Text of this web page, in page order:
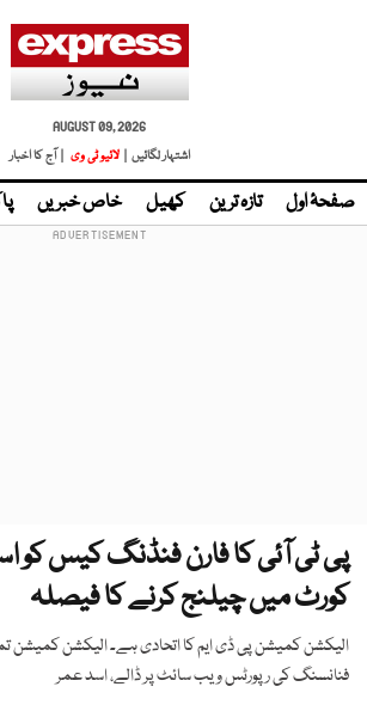
AUGUST 09, 2026
اشتہار لگائیں |
لائیو ٹی وی | آج کا اخبار
صفحۂ اول تازہ ترین کھیل خاص خبریں
پی ٹی آئی کا فارن فنڈنگ کیس کو
کورٹ میں چیلنج کرنے کا فیصلہ
الیکشن کمیشن پی ڈی ایم کا اتحادی ہے۔ الیکشن کمیشن
فنانسنگ کی رپورٹس ویب سائٹ پر ڈالے، اسد عمر